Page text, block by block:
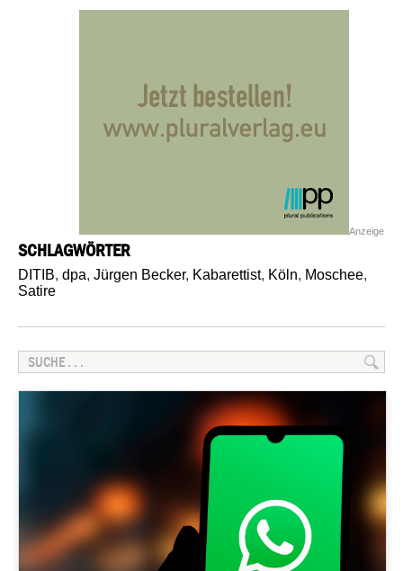
Anzeige
SCHLAGWÖRTER
DITIB, dpa, Jürgen Becker, Kabarettist, Köln, Moschee,
Satire